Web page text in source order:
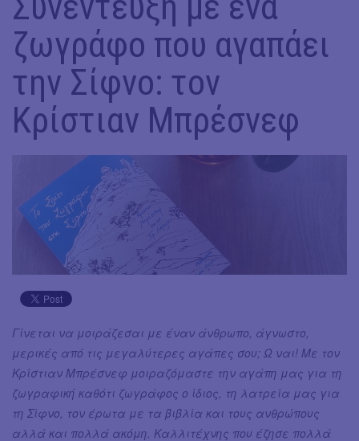
ζωγράφο που αγαπάει
την Σίφνο: τον
Κρίστιαν Μπρέσνεφ
Γίνεται να μοιράζεσαι με έναν άνθρωπο, άγνωστο,
μερικές από τις μεγαλύτερες αγάπες σου; Ω ναι! Με τον
Κρίστιαν Μπρέσνεφ μοιραζόμαστε την αγάπη μας για τη
ζωγραφική καθότι ζωγράφος ο ίδιος, τη λατρεία μας για
τη Σίφνο, τον έρωτα με τα βιβλία και τους ανθρώπους
αλλά και πολλά ακόμη. Καλλιτέχνης που έζησε πολλά